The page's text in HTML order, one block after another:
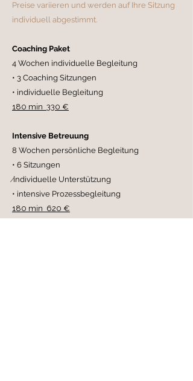
Preise variieren und werden auf Ihre Sitzung
individuell abgestimmt.
Coaching Paket
4 Wochen individuelle Begleitung
• 3 Coaching Sitzungen
• individuelle Begleitung
180 min 330 €
Intensive Betreuung
8 Wochen persönliche Begleitung
• 6 Sitzungen
⁄individuelle Unterstützung
• intensive Prozessbegleitung
180 min 620 €